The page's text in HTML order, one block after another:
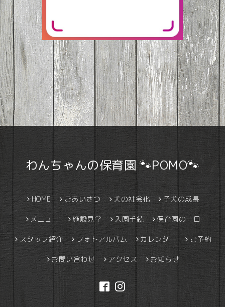
わんちゃんの保育園 🐾POMO🐾
HOME ごあいさつ 犬の社会化 子犬の成長
メニュー 施設見学 入園手続 保育園の一日
スタッフ紹介 フォトアルバム カレンダー ご予約
お問い合わせ アクセス お知らせ